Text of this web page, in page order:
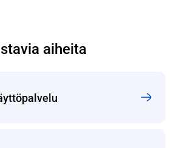
aiheita